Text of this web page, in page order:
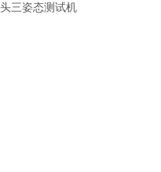
三姿态测试机